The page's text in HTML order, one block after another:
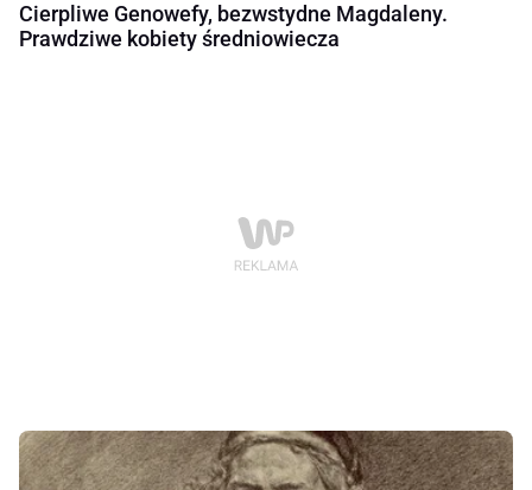
Cierpliwe Genowefy, bezwstydne Magdaleny.
Prawdziwe kobiety średniowiecza